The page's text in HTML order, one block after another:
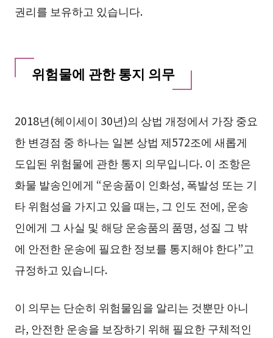
권리를 보유하고 있습니다.
위험물에 관한 통지 의무
2018년(헤이세이 30년)의 상법 개정에서 가장 중요
한 변경점 중 하나는 일본 상법 제572조에 새롭게
도입된 위험물에 관한 통지 의무입니다. 이 조항은
화물 발송인에게 “운송품이 인화성, 폭발성 또는 기
타 위험성을 가지고 있을 때는, 그 인도 전에, 운송
인에게 그 사실 및 해당 운송품의 품명, 성질 그 밖
에 안전한 운송에 필요한 정보를 통지해야 한다”고
규정하고 있습니다.
이 의무는 단순히 위험물임을 알리는 것뿐만 아니
라, 안전한 운송을 보장하기 위해 필요한 구체적인